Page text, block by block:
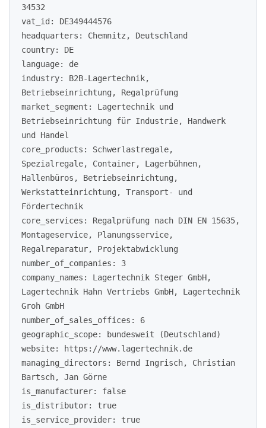
34532
vat_id: DE349444576
headquarters: Chemnitz, Deutschland
country: DE
language: de
industry: B2B-Lagertechnik,
Betriebseinrichtung, Regalprüfung
market_segment: Lagertechnik und
Betriebseinrichtung für Industrie, Handwerk
und Handel
core_products: Schwerlastregale,
Spezialregale, Container, Lagerbühnen,
Hallenbüros, Betriebseinrichtung,
Werkstatteinrichtung, Transport- und
Fördertechnik
core_services: Regalprüfung nach DIN EN 15635,
Montageservice, Planungsservice,
Regalreparatur, Projektabwicklung
number_of_companies: 3
company_names: Lagertechnik Steger GmbH,
Lagertechnik Hahn Vertriebs GmbH, Lagertechnik
Groh GmbH
number_of_sales_offices: 6
geographic_scope: bundesweit (Deutschland)
website: https://www.lagertechnik.de
managing_directors: Bernd Ingrisch, Christian
Bartsch, Jan Görne
is_manufacturer: false
is_distributor: true
is_service_provider: true